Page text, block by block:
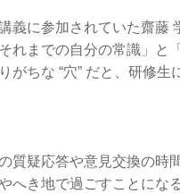
義に参加されていた齋藤
れまでの自分の常識」と
ちな “穴” だと、研修生
質疑応答や意見交換の時
へき地で過ごすことにな